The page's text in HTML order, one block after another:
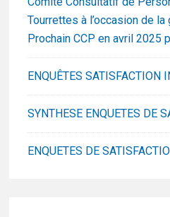
Tourrettes à l’occasion de
Prochain CCP en avril 2025
ENQUÊTES SATISFACTION
SYNTHESE ENQUETES DE
ENQUETES DE